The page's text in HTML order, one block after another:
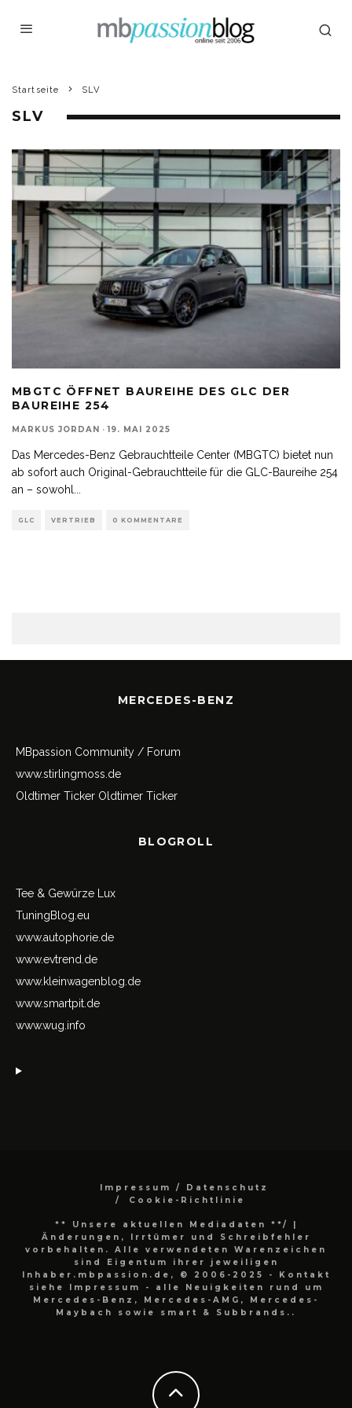
Startseite SLV
SLV
MBGTC ÖFFNET BAUREIHE DES GLC DER
BAUREIHE 254
MARKUS JORDAN · 19. MAI 2025
Das Mercedes-Benz Gebrauchtteile Center (MBGTC) bietet nun
ab sofort auch Original-Gebrauchtteile für die GLC-Baureihe 254
an – sowohl
GLC VERTRIEB 0 KOMMENTARE
MERCEDES-BENZ
MBpassion Community / Forum
www.stirlingmoss.de
Oldtimer Ticker Oldtimer Ticker
BLOGROLL
Tee & Gewürze Lux
TuningBlog.eu
www.autophorie.de
www.evtrend.de
www.kleinwagenblog.de
www.smartpit.de
www.wug.info
Impressum / Datenschutz
Cookie-Richtlinie
** Unsere aktuellen Mediadaten **/
|
Änderungen, Irrtümer und Schreibfehler
vorbehalten. Alle verwendeten Warenzeichen
sind Eigentum ihrer jeweiligen
Inhaber.mbpassion.de, © 2006-2025 - Kontakt
siehe Impressum - alle Neuigkeiten rund um
Mercedes-Benz, Mercedes-AMG, Mercedes-
Maybach sowie smart & Subbrands..